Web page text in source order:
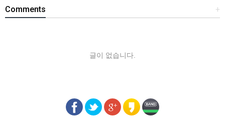
+
Comments
글이 없습니다.